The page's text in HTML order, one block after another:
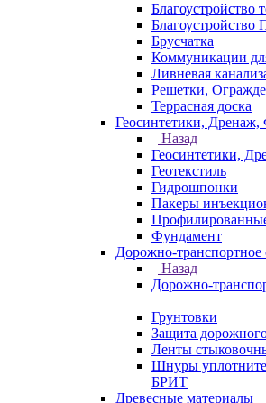
Благоустройство
Благоустройство
Брусчатка
Коммуникации
Ливневая
Решетки,
Террасная доска
Геосинтетики,
Назад
Геосинтетики,
Геотекстиль
Гидрошпонки
Пакеры
Фундамент
Дорожно-транспортное
Назад
Дорожно-
Грунтовки
Защита
Ленты
Шнуры
БРИТ
Древесные материалы